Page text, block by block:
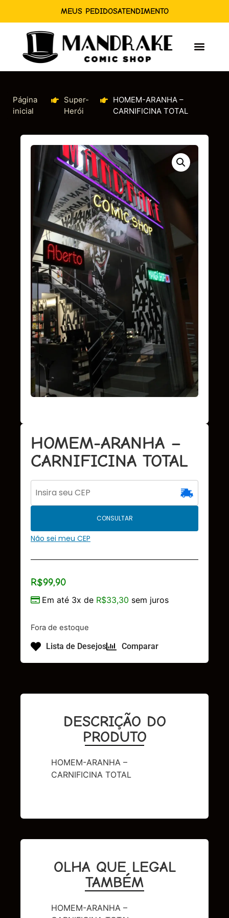
MEUS PEDIDOSATENDIMENTO
Página
inicial
Super-
Herói
HOMEM-ARANHA –
CARNIFICINA TOTAL
HOMEM-ARANHA –
CARNIFICINA TOTAL
CONSULTAR
Não sei meu CEP
R$99,90
Em até 3x de R$33,30 sem juros
Fora de estoque
Lista de Desejos Comparar
DESCRIÇÃO DO
PRODUTO
HOMEM-ARANHA –
CARNIFICINA TOTAL
OLHA QUE LEGAL
TAMBÉM
HOMEM-ARANHA –